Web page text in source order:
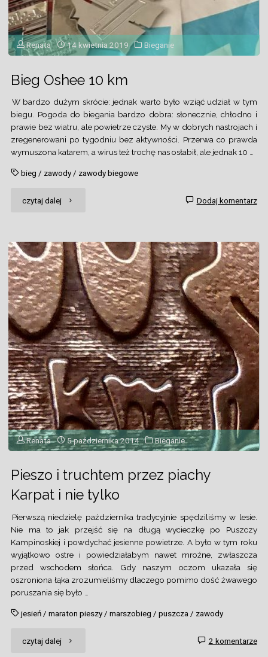
Renata 14 kwietnia 2019 Bieganie
Bieg Oshee 10 km
W bardzo dużym skrócie: jednak warto było wziąć udział w tym
biegu. Pogoda do biegania bardzo dobra: słonecznie, chłodno i
prawie bez wiatru, ale powietrze czyste. My w dobrych nastrojach i
zregenerowani po tygodniu bez aktywności. Przerwa co prawda
wymuszona katarem, a wirus też trochę nas osłabił, ale jednak 10 …
bieg / zawody/ zawody biegowe
czytaj dalej "Bieg
10
km"
Dodaj komentarz
Renata 5 października 2014 Bieganie
Pieszo i truchtem przez piachy
Karpat i nie tylko
Pierwszą niedzielę października tradycyjnie spędziliśmy w lesie.
Nie ma to jak przejść się na długą wycieczkę po Puszczy
Kampinoskiej i powdychać jesienne powietrze. A było w tym roku
wyjątkowo ostre i powiedziałabym nawet mroźne, zwłaszcza
przed wschodem słońca. Gdy naszym oczom ukazała się
oszroniona łąka zrozumieliśmy dlaczego pomimo dość żwawego
poruszania się było …
jesień/ maraton pieszy/ marszobieg / puszcza / zawody
czytaj dalej "Pieszo 2 komentarze